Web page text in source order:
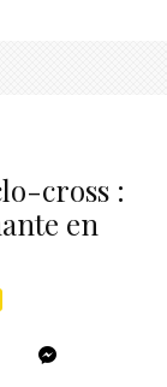
cross :
en